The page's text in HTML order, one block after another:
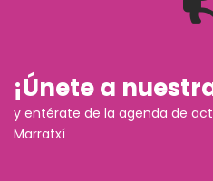
¡Únete a
y entérate de la agenda de
Marratxí